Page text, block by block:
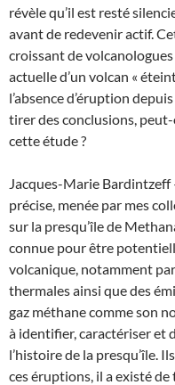
révèle qu’il est resté
avant de redevenir actif.
croissant de
actuelle d’un volcan «
l’absence d’éruption
tirer des conclusions,
cette étude ?
Jacques-Marie Bardintzeff
précise, menée par mes
sur la presqu’île de
connue pour être
volcanique, notamment
thermales ainsi que des
gaz méthane comme son
à identifier, caractériser et
l’histoire de la presqu’île.
ces éruptions, il a existé